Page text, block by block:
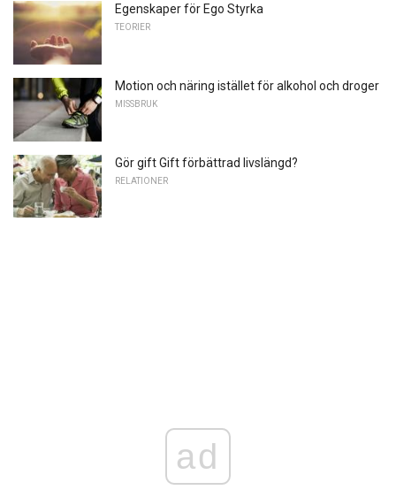
Egenskaper för Ego Styrka
TEORIER
Motion och näring istället för alkohol och droger
MISSBRUK
Gör gift Gift förbättrad livslängd?
RELATIONER
ad